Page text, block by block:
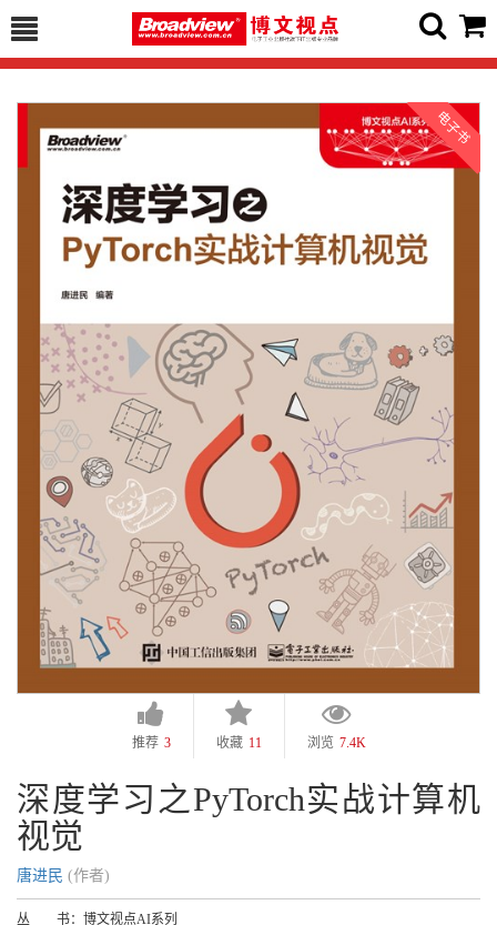
推荐 3 收藏 11 浏览 7.4K
深度学习之PyTorch实战计算机
视觉
唐进民 (作者)
丛 书： 博文视点AI系列